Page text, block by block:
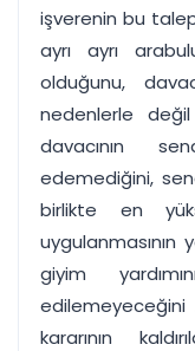
işverenin bu talep
ayrı ayrı
olduğunu,
nedenlerle
davacının
edemediğini,
birlikte en
uygulanmasının
giyim
edilemeyeceğini
kararının